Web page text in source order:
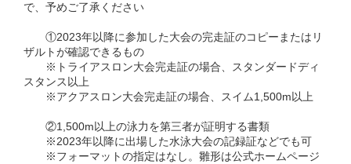
で、予めご了承ください
①2023年以降に参加した大会の完走証のコピーまたはリ
ザルトが確認できるもの
※トライアスロン大会完走証の場合、スタンダードディ
スタンス以上
※アクアスロン大会完走証の場合、スイム1,500m以上
②1,500m以上の泳力を第三者が証明する書類
※2023年以降に出場した水泳大会の記録証などでも可
※フォーマットの指定はなし。雛形は公式ホームページ